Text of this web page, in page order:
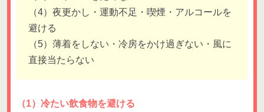
（4）夜更かし・運動不足・喫煙・アルコールを
避ける
（5）薄着をしない・冷房をかけ過ぎない・風に
直接当たらない
（1）冷たい飲食物を避ける